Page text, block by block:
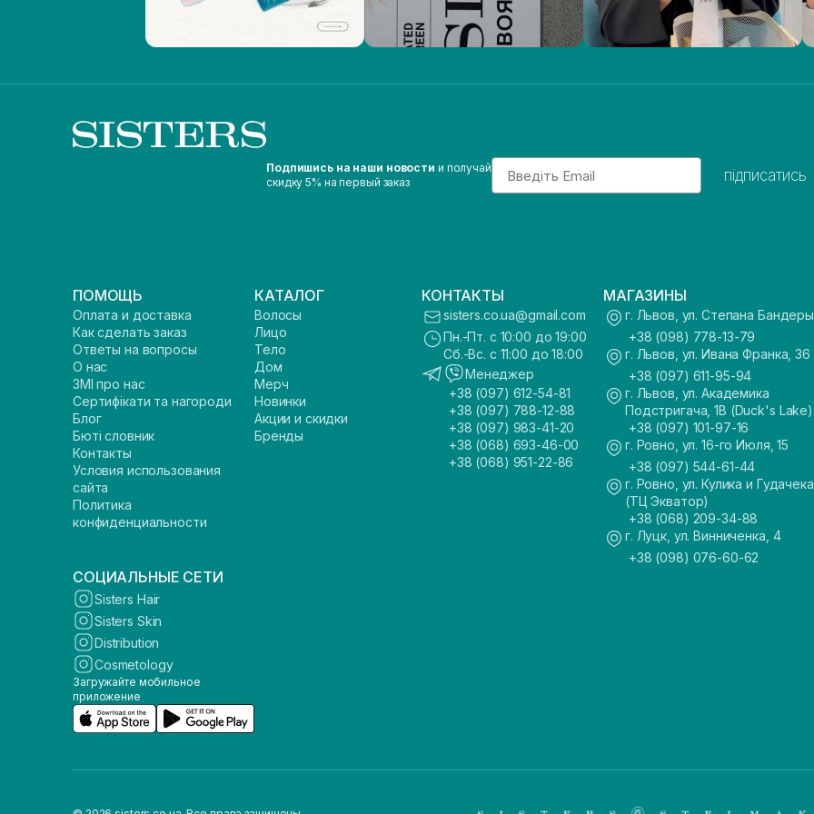
Подпишись на наши новости и получай
скидку 5% на первый заказ
Email
підписатись
ПОМОЩЬ
Оплата и доставка
Как сделать заказ
Ответы на вопросы
О нас
ЗМІ про нас
Сертифікати та нагороди
Блог
Бюті словник
Контакты
Условия использования
сайта
Политика
конфиденциальности
КАТАЛОГ
Волосы
Лицо
Тело
Дом
Мерч
Новинки
Акции и скидки
Бренды
КОНТАКТЫ
sisters.co.ua@gmail.com
Пн.-Пт. с 10:00 до 19:00
Сб.-Вс. с 11:00 до 18:00
Менеджер
+38 (097) 612-54-81
+38 (097) 788-12-88
+38 (097) 983-41-20
+38 (068) 693-46-00
+38 (068) 951-22-86
МАГАЗИНЫ
г. Львов, ул. Степана
+38 (098) 778-13-79
г. Львов, ул. Ивана Франка, 36
+38 (097) 611-95-94
г. Львов, ул. Академика
Подстригача, 1В (Duck's Lake)
+38 (097) 101-97-16
г. Ровно, ул. 16-го Июля, 15
+38 (097) 544-61-44
г. Ровно, ул. Кулика и
(ТЦ Экватор)
+38 (068) 209-34-88
г. Луцк, ул. Винниченка, 4
+38 (098) 076-60-62
СОЦИАЛЬНЫЕ СЕТИ
Sisters Hair
Sisters Skin
Distribution
Cosmetology
Загружайте мобильное
приложение